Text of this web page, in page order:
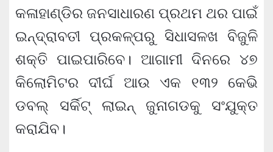
କଳାହାଣ୍ଡିର ଜନସାଧାରଣ ପ୍ରଥମ ଥର ପାଇଁ
ଇନ୍ଦ୍ରାବତୀ ପ୍ରକଳ୍ପରୁ ସିଧାସଳଖ ବିଜୁଳି
ଶକ୍ତି ପାଇପାରିବେ। ଆଗାମୀ ଦିନରେ ୪୭
କିଲୋମିଟର ଦୀର୍ଘ ଆଉ ଏକ ୧୩୨ କେଭି
ଡବଲ୍ ସର୍କିଟ୍ ଲାଇନ୍‌ ଜୁନାଗଡକୁ ସଂଯୁକ୍ତ
କରାଯିବ।